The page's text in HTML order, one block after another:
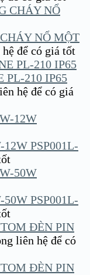
NỔ MỘT
để có giá tốt
PL-210 IP65
hệ để có giá
PSP001L-
PSP001L-
ĐÈN PIN
liên hệ để có
ĐÈN PIN